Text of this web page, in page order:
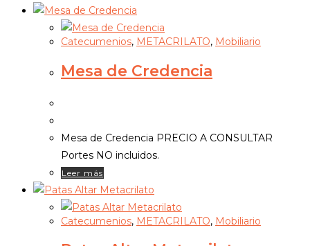
Catecumenios, METACRILATO, Mobiliario
Mesa de Credencia
Mesa de Credencia PRECIO A CONSULTAR
Portes NO incluidos.
Leer más
Catecumenios, METACRILATO, Mobiliario